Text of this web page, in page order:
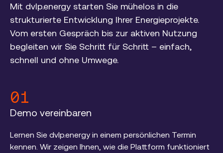
Mit dvlp.energy starten Sie mühelos in die
strukturierte Entwicklung Ihrer Energieprojekte.
Vom ersten Gespräch bis zur aktiven Nutzung
begleiten wir Sie Schritt für Schritt – einfach,
schnell und ohne Umwege.
01
Demo vereinbaren
Lernen Sie dvlp.energy in einem persönlichen Termin
kennen. Wir zeigen Ihnen, wie die Plattform funktioniert